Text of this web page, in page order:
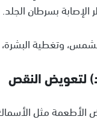
الإصابة بسرطان الجلد.
وتغطية
لتعويض النقص
مثل الأسماك